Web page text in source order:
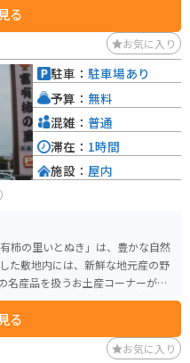
どころ落ち葉や落石があるため注
う車はめったにいないため、ゆっ
到着します。駐車場が砂利になっ
ります。斜度が大きいため帰りは
る
お気に入り
柿の里いとぬき」は、豊かな自然
名産品を扱うお土産コーナーがあ
されている「富有柿」は、甘みが
柿を使った加工品も充実してお
を
おすすめは、富有柿を使ったスイ
る
駐車： 駐車場あり
予算： 無料
混雑： 普通
滞在： 1時間
施設： 屋内
お気に入り